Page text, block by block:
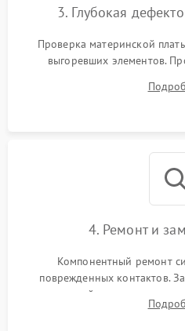
3. Глубокая
Проверка материнской
выгоревших элементов.
тестирование приводных
всасывания. Оценка
4. Ремонт и
Компонентный ремонт
поврежденных контактов.
двигателей, изношенного
лидара или помпы подачи